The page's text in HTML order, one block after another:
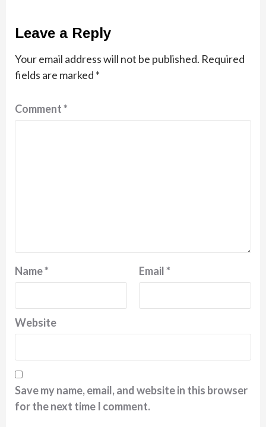
Leave a Reply
Your email address will not be published. Required
fields are marked *
Comment*
Name* Email*
Website
Save my name, email, and website in this browser
for the next time I comment.